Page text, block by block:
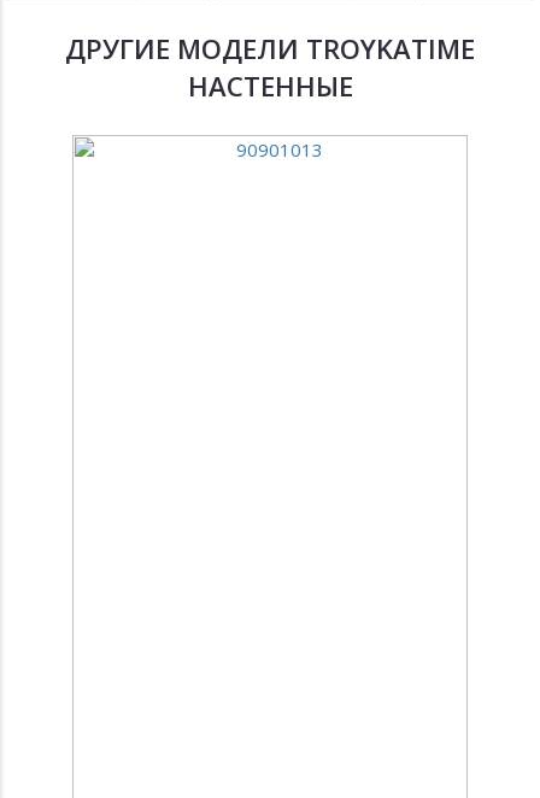
ДРУГИЕ МОДЕЛИ TROYKATIME
НАСТЕННЫЕ